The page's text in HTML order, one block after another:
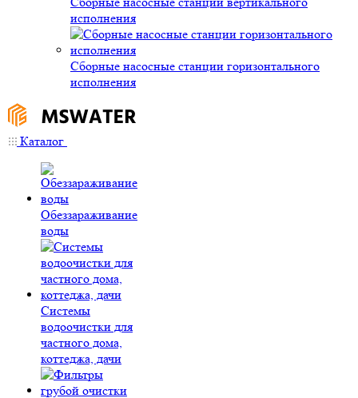
исполнения
Сборные насосные станции горизонтального
исполнения
Каталог
Обеззараживание
воды
Системы
водоочистки для
частного дома,
коттеджа, дачи